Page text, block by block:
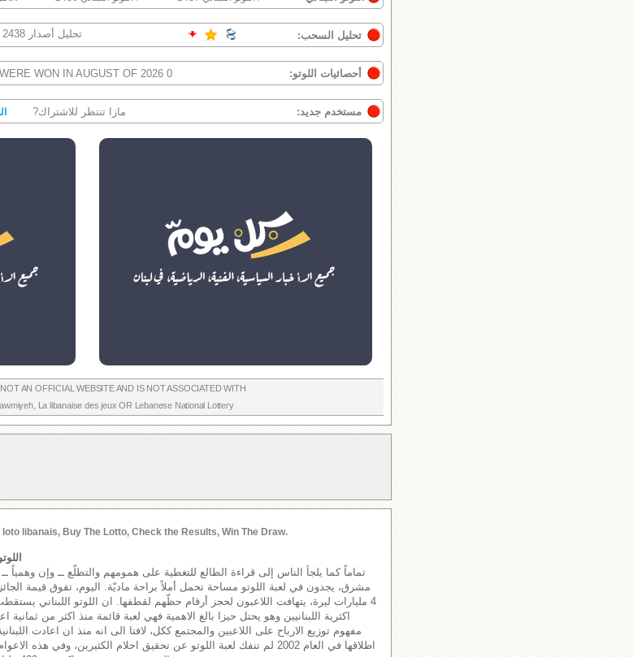
تحليل السحب: تحليل أصدار 2438 جاهز...
أحصائيات اللوتو: 0 JACKPOTS WERE WON IN AUGUST OF 2026...
مستخدم جديد: مازا تنتظر للاشتراك?
AN OFFICIAL WEBSITE AND IS NOT ASSOCIATED WITH
, La libanaise des jeux OR Lebanese National Lottery
loto libanais, Buy The Lotto, Check the Results, Win The Draw.
تماماً كما يلجأ الناس إلى قراءة الطالع للتغطية على همومهم والتطلّع ــ وإن وهمياً
مشرق، يجدون في لعبة اللوتو مساحة تحمل أملاً براحة ماديّة. اليوم، تفوق قيمة
4 مليارات ليرة، يتهافت اللاعبون لحجز أرقام حظّهم لقطفها. ان اللوتو اللبناني
اكثرية اللبنانيين وهو يحتل حيزا بالغ الاهمية فهي لعبة قائمة منذ اكثر من ثمانية
مفهوم توزيع الارباح على اللاعبين والمجتمع ككل، لافتا الى انه منذ ان اعادت
اطلاقها في العام 2002 لم تنفك لعبة اللوتو عن تحقيق احلام الكثيرين، وفي هذه